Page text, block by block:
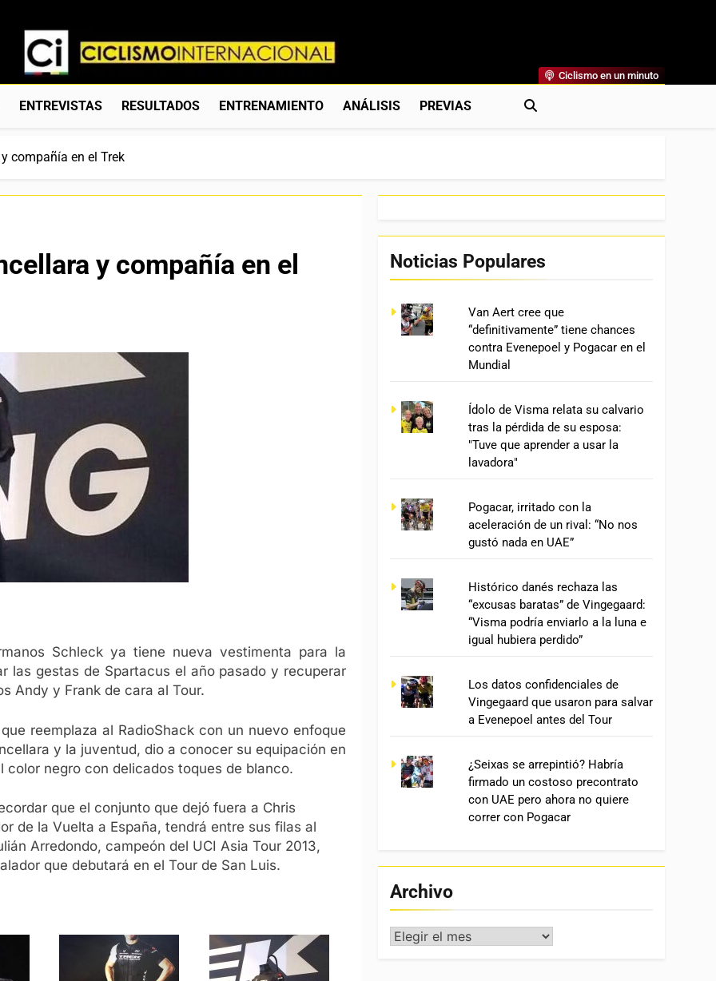
Ciclismo Internacional
Web Dedicada Al Ciclismo Mundial. Entrevistas, Análisis, Crónicas, Previas Y Más. La Web Ciclista De Referencia.
Ciclismo en un minuto
ENTREVISTAS RESULTADOS ENTRENAMIENTO ANÁLISIS PREVIAS
compañía en el Trek
y compañía en el
Schleck ya tiene nueva vestimenta para la
las gestas de Spartacus el año pasado y recuperar
Andy y Frank de cara al Tour.
reemplaza al RadioShack con un nuevo enfoque
y la juventud, dio a conocer su equipación en
color negro con delicados toques de blanco.
que el conjunto que dejó fuera a Chris
de la Vuelta a España, tendrá entre sus filas al
Arredondo, campeón del UCI Asia Tour 2013,
que debutará en el Tour de San Luis.
Noticias Populares
Van Aert cree que
“definitivamente” tiene chances
contra Evenepoel y Pogacar en el
Mundial
Ídolo de Visma relata su calvario
tras la pérdida de su esposa:
"Tuve que aprender a usar la
lavadora"
Pogacar, irritado con la
aceleración de un rival: “No nos
gustó nada en UAE”
Histórico danés rechaza las
“excusas baratas” de Vingegaard:
“Visma podría enviarlo a la luna e
igual hubiera perdido”
Los datos confidenciales de
Vingegaard que usaron para salvar
a Evenepoel antes del Tour
¿Seixas se arrepintió? Habría
firmado un costoso precontrato
con UAE pero ahora no quiere
correr con Pogacar
Archivo
Archivo